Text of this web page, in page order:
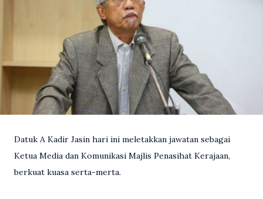
Datuk A Kadir Jasin hari ini meletakkan jawatan sebagai
Ketua Media dan Komunikasi Majlis Penasihat Kerajaan,
berkuat kuasa serta-merta.